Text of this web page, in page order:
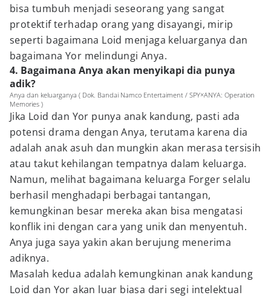
bisa tumbuh menjadi seseorang yang sangat
protektif terhadap orang yang disayangi, mirip
seperti bagaimana Loid menjaga keluarganya dan
bagaimana Yor melindungi Anya.
4. Bagaimana Anya akan menyikapi dia punya
adik?
Anya dan keluarganya ( Dok. Bandai Namco Entertaiment / SPY×ANYA: Operation
Memories )
Jika Loid dan Yor punya anak kandung, pasti ada
potensi drama dengan Anya, terutama karena dia
adalah anak asuh dan mungkin akan merasa tersisih
atau takut kehilangan tempatnya dalam keluarga.
Namun, melihat bagaimana keluarga Forger selalu
berhasil menghadapi berbagai tantangan,
kemungkinan besar mereka akan bisa mengatasi
konflik ini dengan cara yang unik dan menyentuh.
Anya juga saya yakin akan berujung menerima
adiknya.
Masalah kedua adalah kemungkinan anak kandung
Loid dan Yor akan luar biasa dari segi intelektual